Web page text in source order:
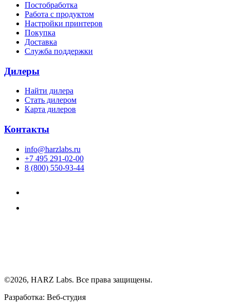
Постобработка
Работа с продуктом
Настройки принтеров
Покупка
Доставка
Служба поддержки
Дилеры
Найти дилера
Cтать дилером
Карта дилеров
Контакты
info@harzlabs.ru
+7 495 291-02-00
8 (800) 550-93-44
©2026, HARZ Labs. Все права защищены.
Разработка: Веб-студия